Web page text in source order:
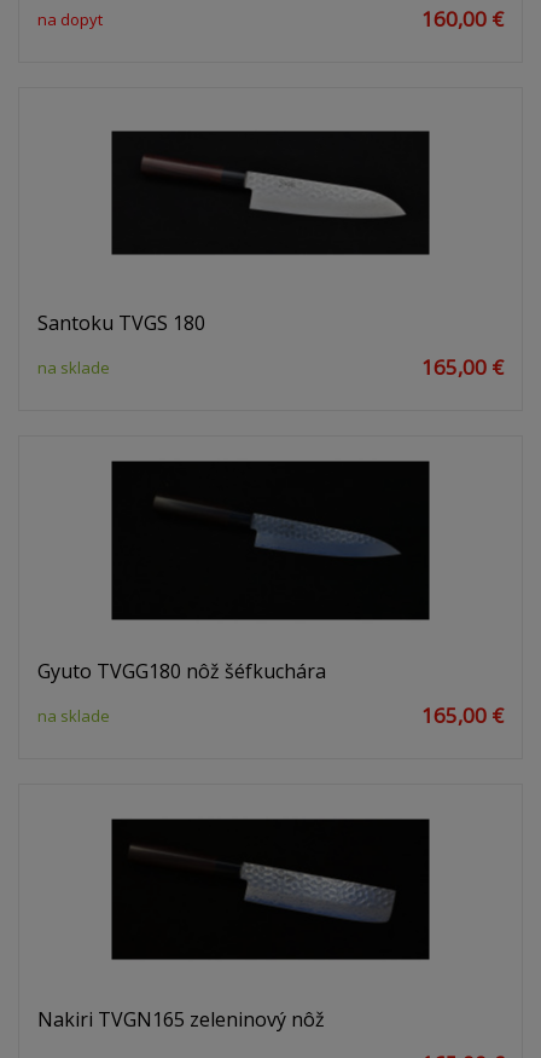
na dopyt 160,00 €
Santoku TVGS 180
na sklade 165,00 €
Gyuto TVGG180 nôž šéfkuchára
na sklade 165,00 €
Nakiri TVGN165 zeleninový nôž